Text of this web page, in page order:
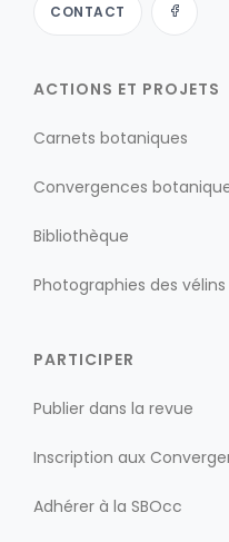
CONTACT
ACTIONS ET PROJETS
Carnets botaniques
Convergences
Bibliothèque
Photographies des
PARTICIPER
Publier dans la revue
Inscription aux
Adhérer à la SBOcc